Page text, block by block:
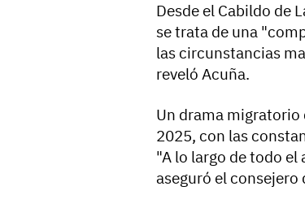
Desde el Cabildo de
se trata de una
las circunstancias
reveló Acuña.
Un drama migratorio
2025, con las
"A lo largo de todo el
aseguró el consejero